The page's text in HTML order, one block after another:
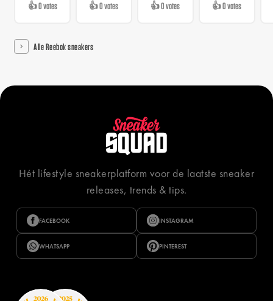
👍 0 votes 👍 0 votes 👍 0 votes 👍 0 votes
Alle Reebok sneakers
Hét lifestyle sneakerplatform voor de laatste sneaker
releases, trends & tips.
FACEBOOK INSTAGRAM
WHATSAPP PINTEREST